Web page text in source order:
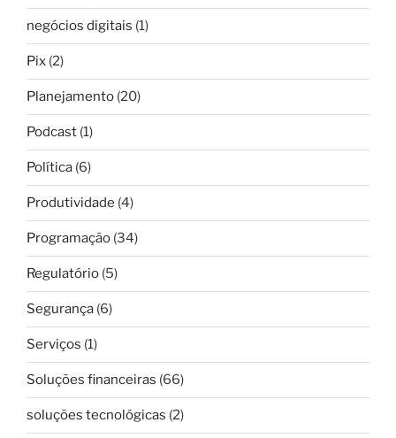
negócios digitais (1)
Pix (2)
Planejamento (20)
Podcast (1)
Política (6)
Produtividade (4)
Programação (34)
Regulatório (5)
Segurança (6)
Serviços (1)
Soluções financeiras (66)
soluções tecnológicas (2)